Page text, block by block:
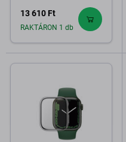
fekete
13 610 Ft
RAKTÁRON 1 db